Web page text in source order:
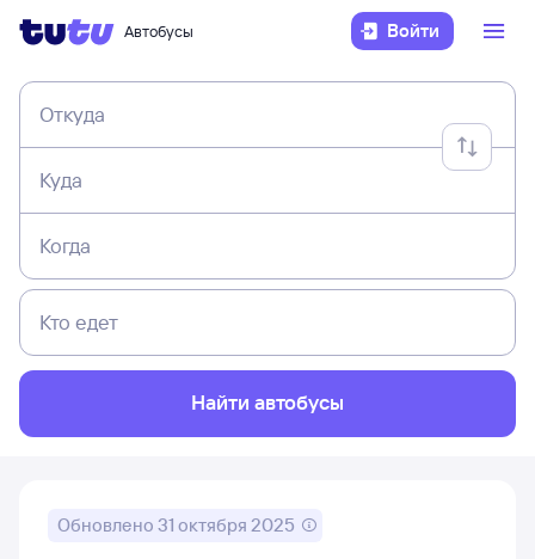
Автобусы Войти
Откуда
Куда
Когда
Кто едет
Найти автобусы
Обновлено 31 октября 2025